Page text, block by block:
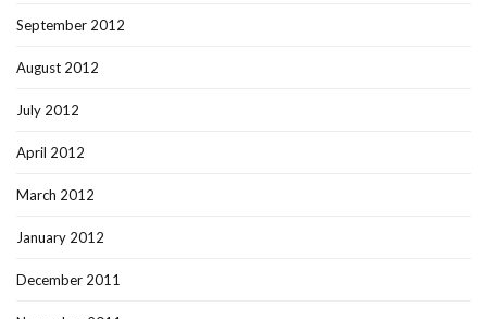
September 2012
August 2012
July 2012
April 2012
March 2012
January 2012
December 2011